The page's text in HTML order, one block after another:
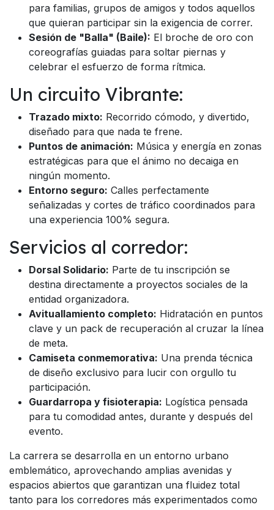
para familias, grupos de amigos y todos aquellos
que quieran participar sin la exigencia de correr.
Sesión de "Balla" (Baile): El broche de oro con
coreografías guiadas para soltar piernas y
celebrar el esfuerzo de forma rítmica.
Un circuito Vibrante:
Trazado mixto: Recorrido cómodo, y divertido,
diseñado para que nada te frene.
Puntos de animación: Música y energía en zonas
estratégicas para que el ánimo no decaiga en
ningún momento.
Entorno seguro: Calles perfectamente
señalizadas y cortes de tráfico coordinados para
una experiencia 100% segura.
Servicios al corredor:
Dorsal Solidario: Parte de tu inscripción se
destina directamente a proyectos sociales de la
entidad organizadora.
Avituallamiento completo: Hidratación en puntos
clave y un pack de recuperación al cruzar la línea
de meta.
Camiseta conmemorativa: Una prenda técnica
de diseño exclusivo para lucir con orgullo tu
participación.
Guardarropa y fisioterapia: Logística pensada
para tu comodidad antes, durante y después del
evento.
La carrera se desarrolla en un entorno urbano
emblemático, aprovechando amplias avenidas y
espacios abiertos que garantizan una fluidez total
tanto para los corredores más experimentados como